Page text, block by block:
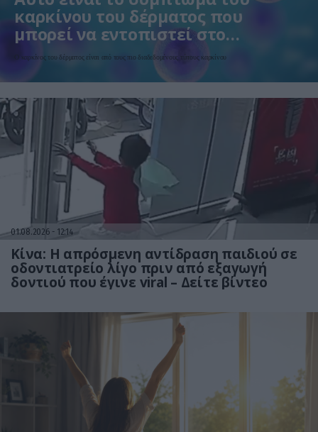
καρκίνου του δέρματος που
μπορεί να εντοπιστεί στο
κομμωτήριο! – Τι δείχνει νέα
έρευνα
Ο καρκίνος του δέρματος είναι από τους πιο διαδεδομένους τύπους καρκίνου
01.08.2026 12:14
Κίνα: Η απρόσμενη αντίδραση παιδιού σε
οδοντιατρείο λίγο πριν από εξαγωγή
δοντιού που έγινε viral – Δείτε βίντεο